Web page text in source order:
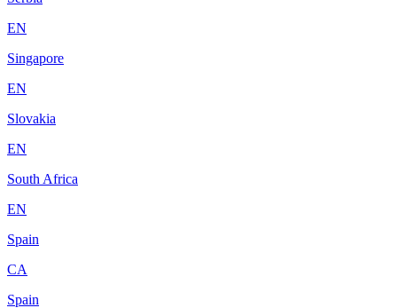
EN
Singapore
EN
Slovakia
EN
South Africa
EN
Spain
CA
Spain